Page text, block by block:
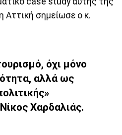
Αττική σημείωσε ο κ.
όχι μόνο
αλλά ως
Χαρδαλιάς.